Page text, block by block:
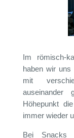
Im römisch-
haben wir
mit
auseinander
Höhepunkt
immer wieder
Bei Snacks